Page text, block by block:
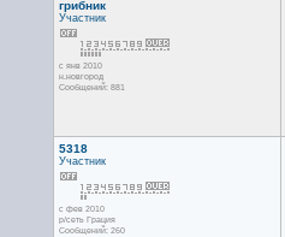
грибник
Участник
с янв 2010
н.новгород
Сообщений: 881
5318
Участник
с фев 2010
р/сеть Грация
Сообщений: 260